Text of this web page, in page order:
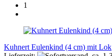
1
Kuhnert Eulenkind (4 cm) mit Lok